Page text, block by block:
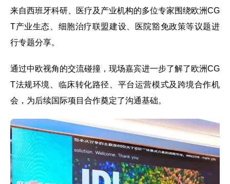
来自西班牙科研、医疗及产业机构的多位专家围绕欧洲CG
T产业生态、细胞治疗联盟建设、医院豁免政策等议题进
行专题分享。
通过中欧视角的交流碰撞，现场嘉宾进一步了解了欧洲CG
T法规环境、临床转化路径、平台运营模式及跨境合作机
会，为后续国际项目合作奠定了沟通基础。